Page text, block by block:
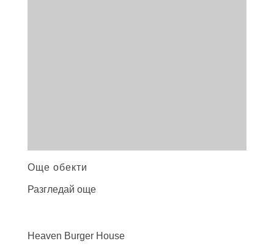
Още обекти
Разгледай още
Heaven Burger House